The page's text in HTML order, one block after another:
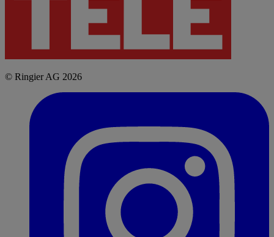
© Ringier AG 2026